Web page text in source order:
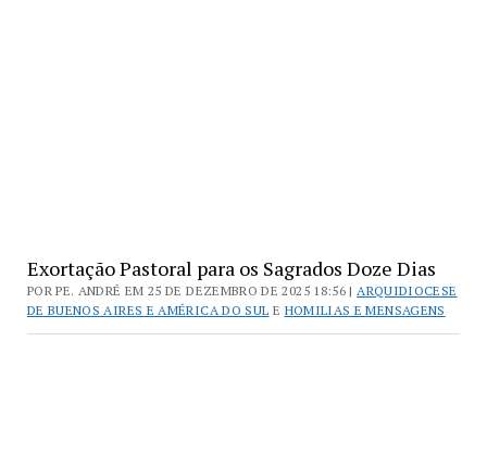
Exortação Pastoral para os Sagrados Doze Dias
POR PE. ANDRÉ EM 25 DE DEZEMBRO DE 2025 18:56 |ARQUIDIOCESE
DE BUENOS AIRES E AMÉRICA DO SUL E HOMILIAS E MENSAGENS